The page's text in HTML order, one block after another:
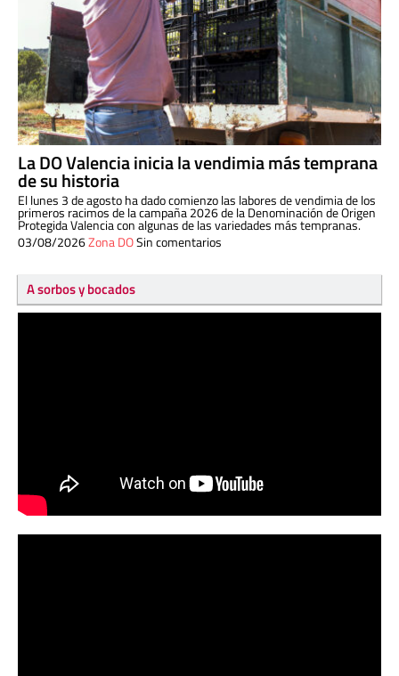
La DO Valencia inicia la vendimia más temprana
de su historia
El lunes 3 de agosto ha dado comienzo las labores de vendimia de los
primeros racimos de la campaña 2026 de la Denominación de Origen
Protegida Valencia con algunas de las variedades más tempranas.
03/08/2026Zona DOSin comentarios
A sorbos y bocados